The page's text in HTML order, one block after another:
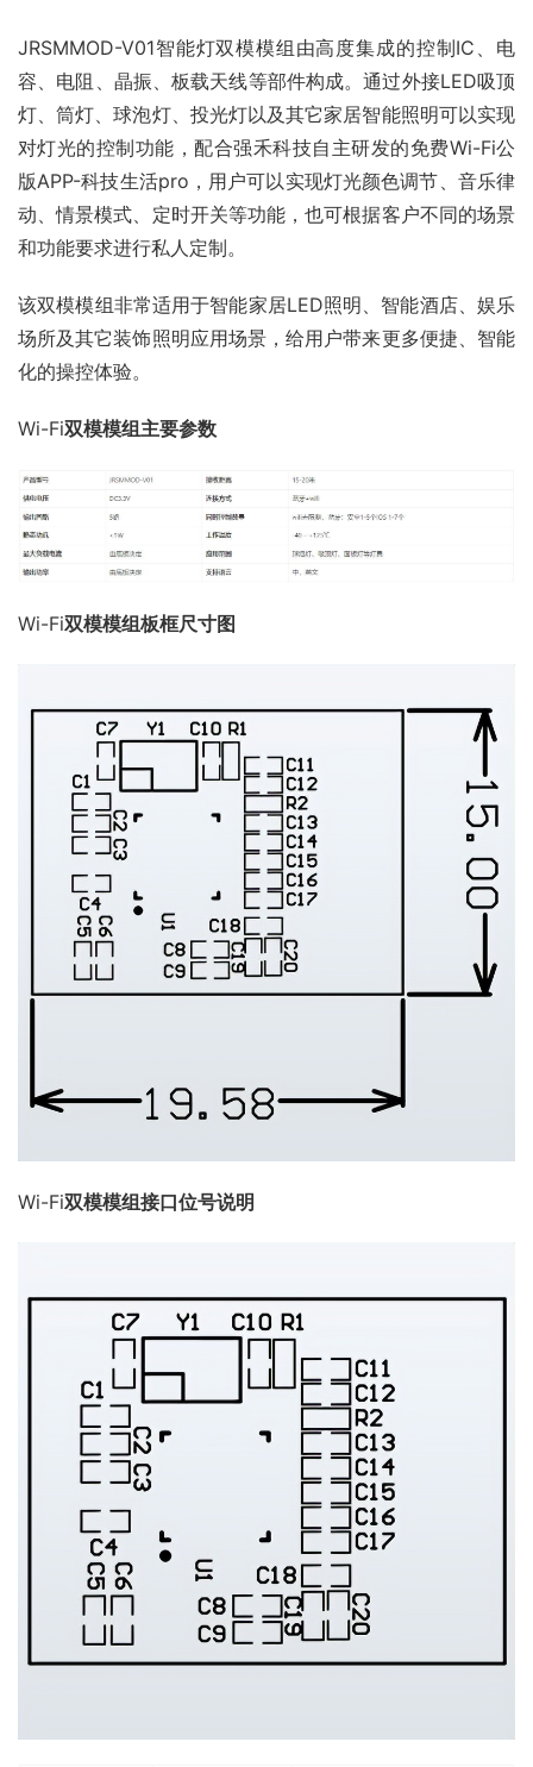
JRSMMOD-V01智能灯双模模组由高度集成的控制IC、电
容、电阻、晶振、板载天线等部件构成。通过外接LED吸顶
灯、筒灯、球泡灯、投光灯以及其它家居智能照明可以实现
对灯光的控制功能，配合强禾科技自主研发的免费Wi-Fi公
版APP-科技生活pro，用户可以实现灯光颜色调节、音乐律
动、情景模式、定时开关等功能，也可根据客户不同的场景
和功能要求进行私人定制。
该双模模组非常适用于智能家居LED照明、智能酒店、娱乐
场所及其它装饰照明应用场景，给用户带来更多便捷、智能
化的操控体验。
Wi-Fi双模模组主要参数
Wi-Fi双模模组板框尺寸图
Wi-Fi双模模组接口位号说明